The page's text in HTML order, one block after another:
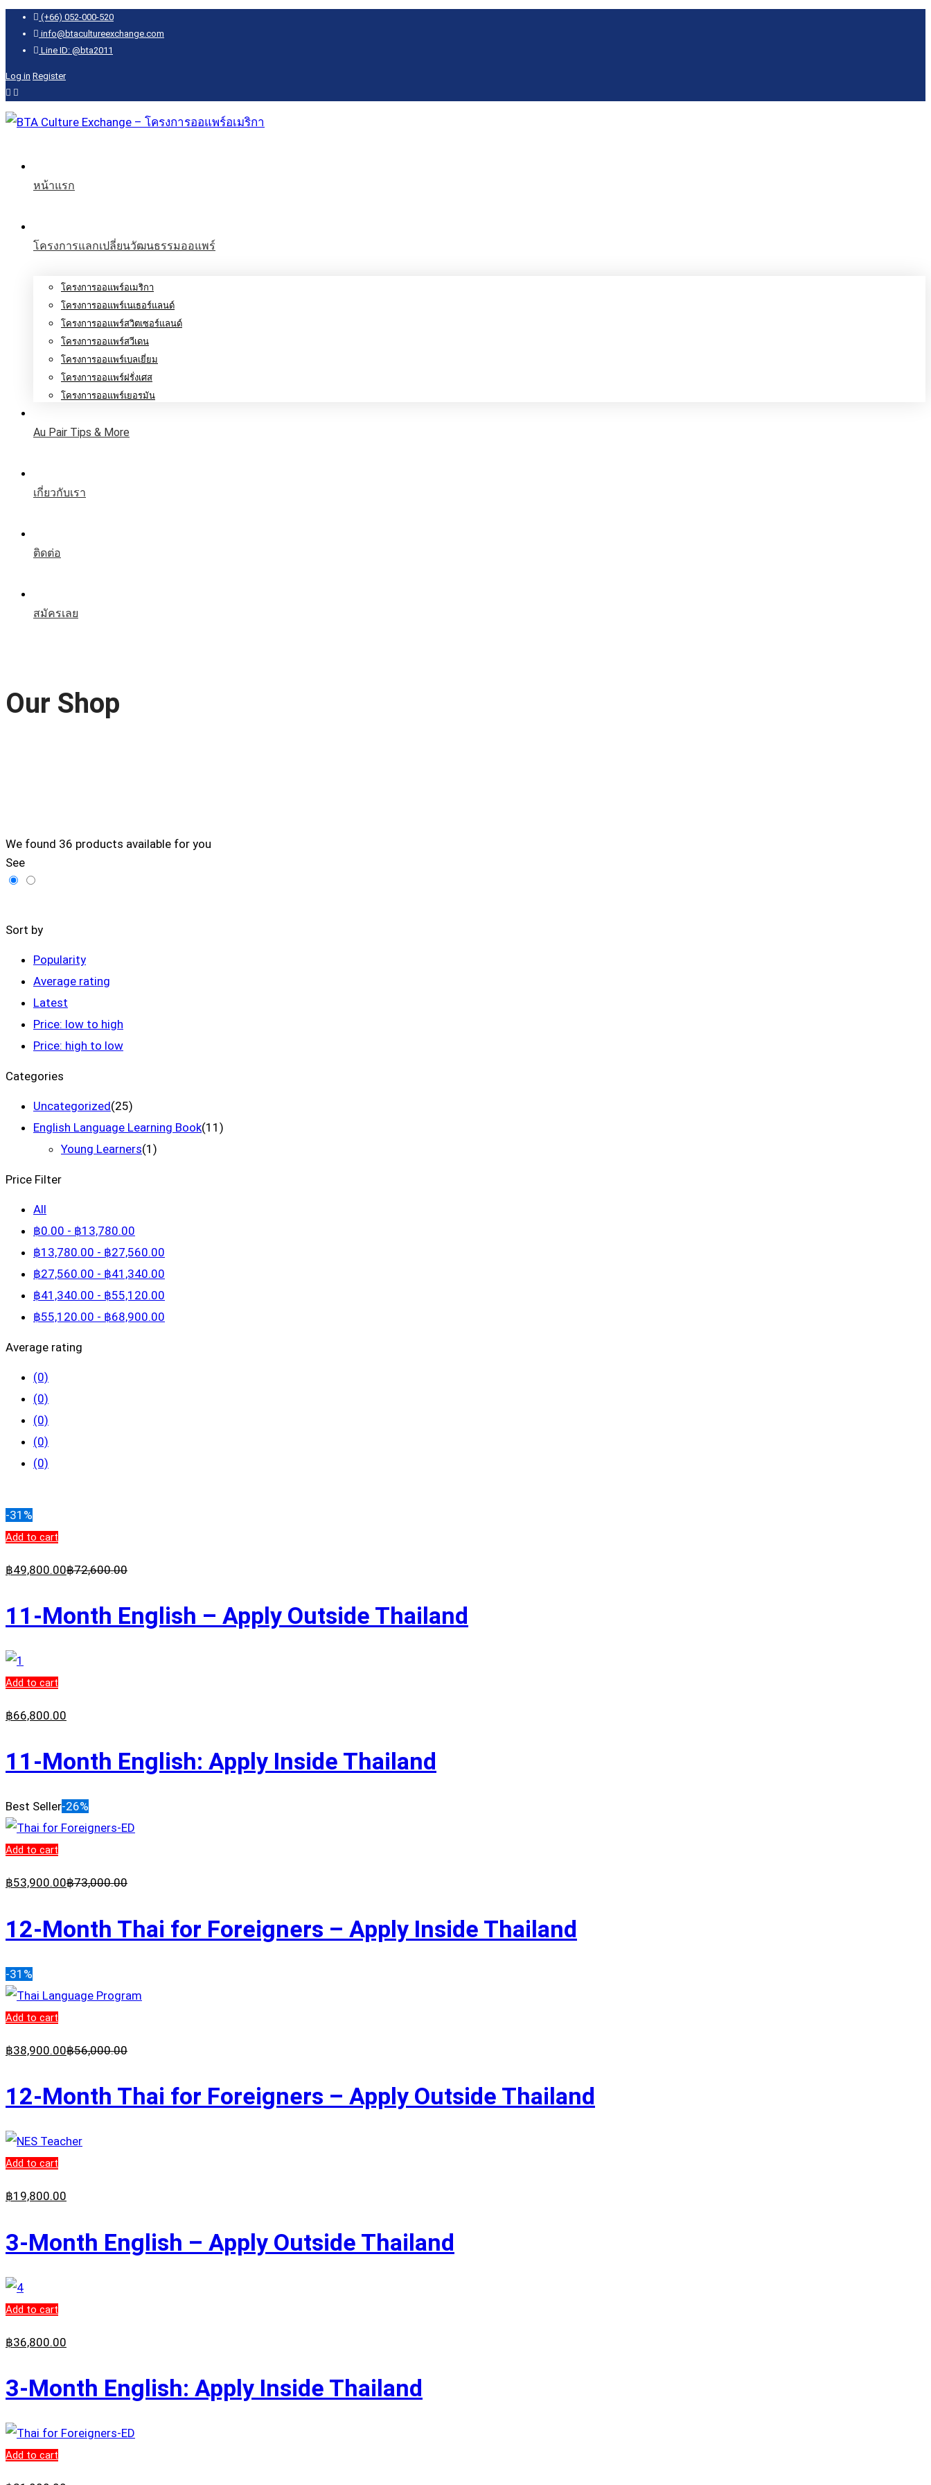
(+66) 052-000-520
info@btacultureexchange.com
Line ID: @bta2011
Log in Register
หน้าแรก
โครงการแลกเปลี่ยนวัฒนธรรมออแพร์
โครงการออแพร์อเมริกา
โครงการออแพร์เนเธอร์แลนด์
โครงการออแพร์สวิตเซอร์แลนด์
โครงการออแพร์สวีเดน
โครงการออแพร์เบลเยี่ยม
โครงการออแพร์ฝรั่งเศส
โครงการออแพร์เยอรมัน
Au Pair Tips & More
เกี่ยวกับเรา
ติดต่อ
สมัครเลย
Our Shop
We found 36 products available for you
See
Sort by
Popularity
Average rating
Latest
Price: low to high
Price: high to low
Categories
Uncategorized(25)
English Language Learning Book(11)
Young Learners(1)
Price Filter
All
฿0.00 - ฿13,780.00
฿13,780.00 - ฿27,560.00
฿27,560.00 - ฿41,340.00
฿41,340.00 - ฿55,120.00
฿55,120.00 - ฿68,900.00
Average rating
(0)
(0)
(0)
(0)
(0)
-31%
Add to cart
฿49,800.00฿72,600.00
11-Month English – Apply Outside Thailand
Add to cart
฿66,800.00
11-Month English: Apply Inside Thailand
Best Seller-26%
Add to cart
฿53,900.00฿73,000.00
12-Month Thai for Foreigners – Apply Inside Thailand
-31%
Add to cart
฿38,900.00฿56,000.00
12-Month Thai for Foreigners – Apply Outside Thailand
Add to cart
฿19,800.00
3-Month English – Apply Outside Thailand
Add to cart
฿36,800.00
3-Month English: Apply Inside Thailand
Add to cart